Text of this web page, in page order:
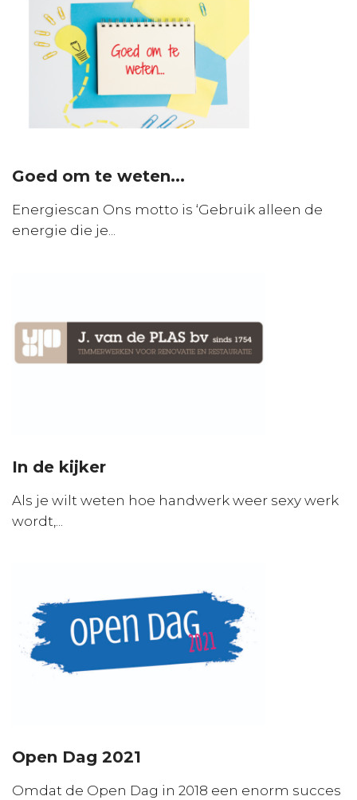
Goed om te weten...
Energiescan Ons motto is ‘Gebruik alleen de
energie die je...
In de kijker
Als je wilt weten hoe handwerk weer sexy werk
wordt,...
Open Dag 2021
Omdat de Open Dag in 2018 een enorm succes